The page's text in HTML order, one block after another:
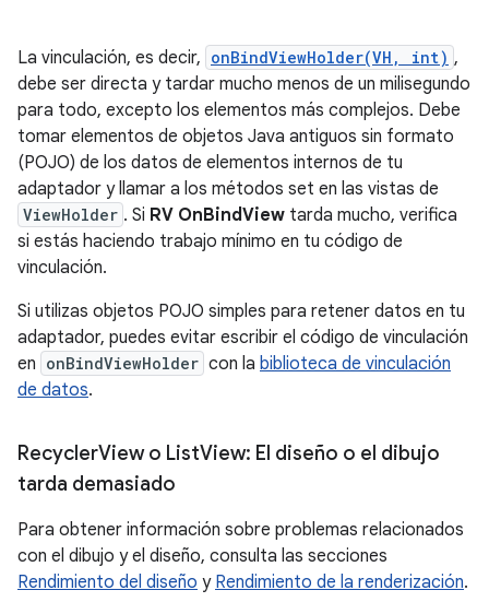
La vinculación, es decir, onBindViewHolder(VH, int) ,
debe ser directa y tardar mucho menos de un milisegundo
para todo, excepto los elementos más complejos. Debe
tomar elementos de objetos Java antiguos sin formato
(POJO) de los datos de elementos internos de tu
adaptador y llamar a los métodos set en las vistas de
ViewHolder . Si RV OnBindView tarda mucho, verifica
si estás haciendo trabajo mínimo en tu código de
vinculación.
Si utilizas objetos POJO simples para retener datos en tu
adaptador, puedes evitar escribir el código de vinculación
en onBindViewHolder con la biblioteca de vinculación
de datos.
RecyclerView o ListView: El diseño o el dibujo
tarda demasiado
Para obtener información sobre problemas relacionados
con el dibujo y el diseño, consulta las secciones
Rendimiento del diseño y Rendimiento de la renderización.